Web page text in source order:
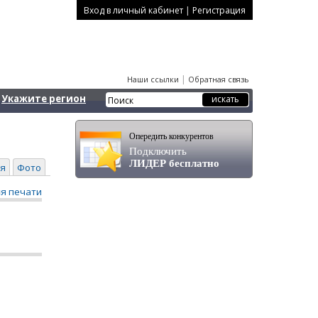
Вход в личный кабинет | Регистрация
Наши ссылки | Обратная связь
Укажите регион
Фото
печати
Опередить конкурентов
Подключить
ЛИДЕР бесплатно